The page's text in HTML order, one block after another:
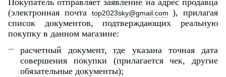
Покупатель отправляет заявление на адрес продавца
(электронная почта
top2023sky@gmail.com ), прилагая
список документов, подтверждающих реальную
покупку в данном магазине:
расчетный документ, где указана точная дата
совершения покупки (прилагается чек, другие
обязательные документы);